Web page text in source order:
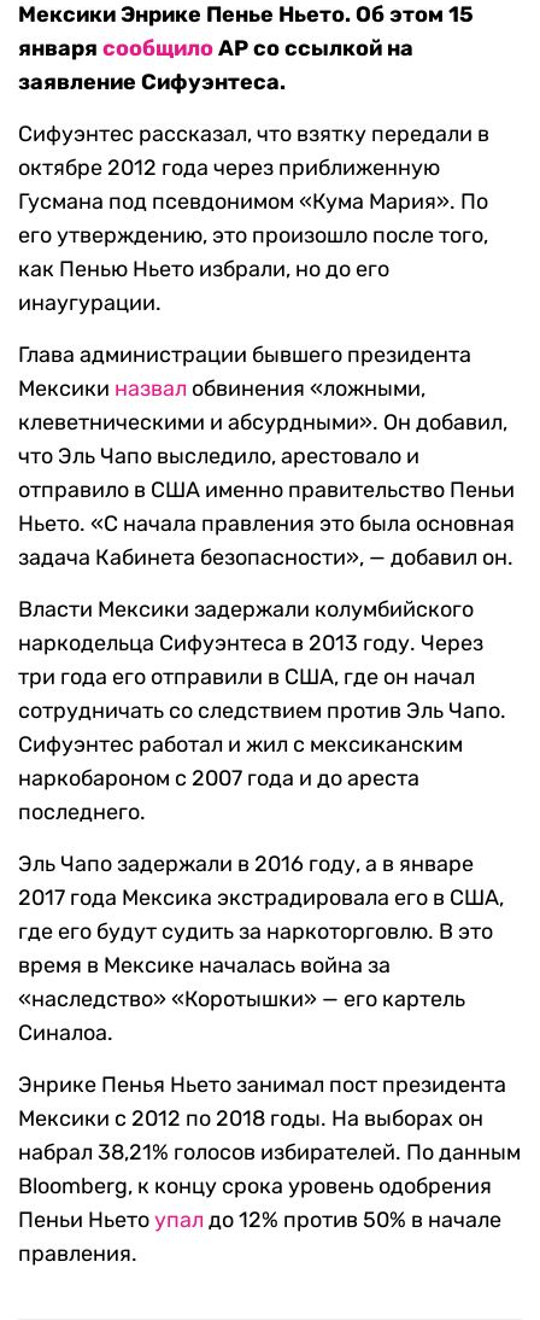
Мексики Энрике Пенье Ньето. Об этом 15
января сообщилоAP со ссылкой на
заявление Сифуэнтеса.
Сифуэнтес рассказал, что взятку передали в
октябре 2012 года через приближенную
Гусмана под псевдонимом «Кума Мария». По
его утверждению, это произошло после того,
как Пенью Ньето избрали, но до его
инаугурации.
Глава администрации бывшего президента
Мексики назвал обвинения «ложными,
клеветническими и абсурдными». Он добавил,
что Эль Чапо выследило, арестовало и
отправило в США именно правительство Пеньи
Ньето. «С начала правления это была основная
задача Кабинета безопасности», — добавил он.
Власти Мексики задержали колумбийского
наркодельца Сифуэнтеса в 2013 году. Через
три года его отправили в США, где он начал
сотрудничать со следствием против Эль Чапо.
Сифуэнтес работал и жил с мексиканским
наркобароном с 2007 года и до ареста
последнего.
Эль Чапо задержали в 2016 году, а в январе
2017 года Мексика экстрадировала его в США,
где его будут судить за наркоторговлю. В это
время в Мексике началась война за
«наследство» «Коротышки» — его картель
Синалоа.
Энрике Пенья Ньето занимал пост президента
Мексики с 2012 по 2018 годы. На выборах он
набрал 38,21% голосов избирателей. По данным
Bloomberg, к концу срока уровень одобрения
Пеньи Ньетоупал до 12% против 50% в начале
правления.